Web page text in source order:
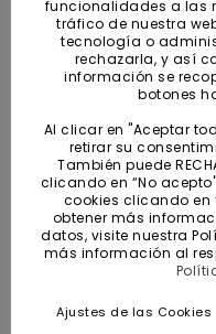
Patos – Barcas –
Equipos de pesca
Sacaderas
Gafas polarizadas
Ofertas
Nasas Y Reteles
Patos - Barcas -
Linternas
Sacaderas
Gafas Polarizadas
Feeder
Ofertas
funcionalidades a las
tráfico de nuestra
tecnología o
rechazarla, y así
información se
botones
Al clicar en "Aceptar
retirar su
También puede
clicando en “No
cookies clicando en
obtener más
datos, visite nuestra
más información al
Ajustes de las Cookies